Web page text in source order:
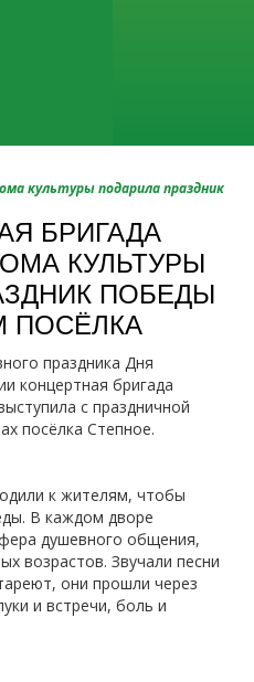
культуры подарила праздник
БРИГАДА
КУЛЬТУРЫ
ПОБЕДЫ
ПОСЁЛКА
праздника Дня
концертная бригада
с праздничной
посёлка Степное.
к жителям, чтобы
В каждом дворе
душевного общения,
возрастов. Звучали песни
они прошли через
и встречи, боль и